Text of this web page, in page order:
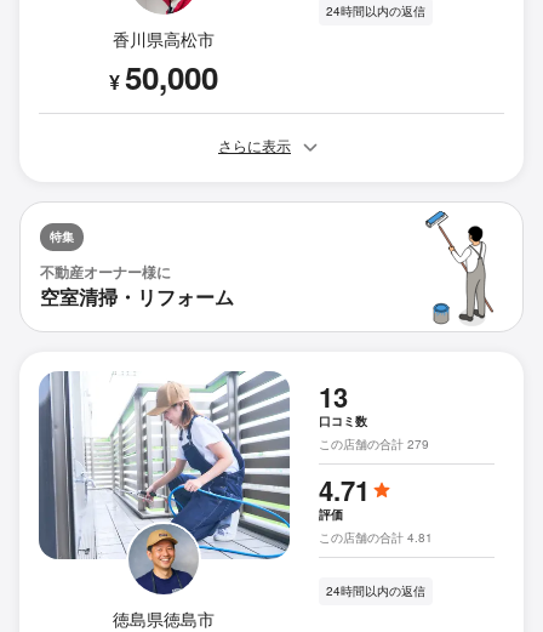
香川県高松市
¥50,000
24時間以内の返信
さらに表示
特集
不動産オーナー様に
空室清掃・リフォーム
徳島県徳島市
13
口コミ数
この店舗の合計 279
4.71
評価
この店舗の合計 4.81
24時間以内の返信